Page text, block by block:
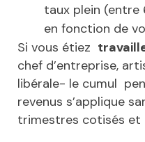
taux plein (entre
en fonction de
Si vous étiez
chef d’entreprise,
libérale- le cumul
revenus s’applique
trimestres cotisés et